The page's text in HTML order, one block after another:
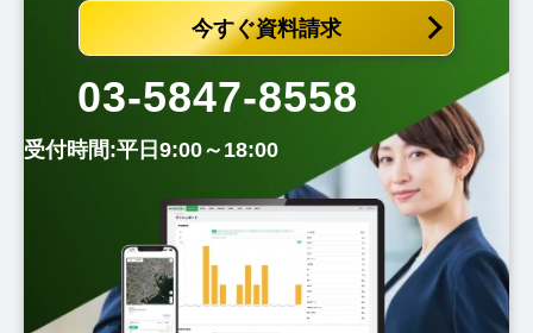
今すぐ資料請求
03-5847-8558
受付時間:平日9:00～18:00